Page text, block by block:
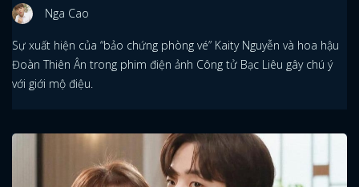
Nga Cao
Sự xuất hiện của “bảo chứng phòng vé” Kaity Nguyễn và hoa hậu
Đoàn Thiên Ân trong phim điện ảnh Công tử Bạc Liêu gây chú ý
với giới mộ điệu.